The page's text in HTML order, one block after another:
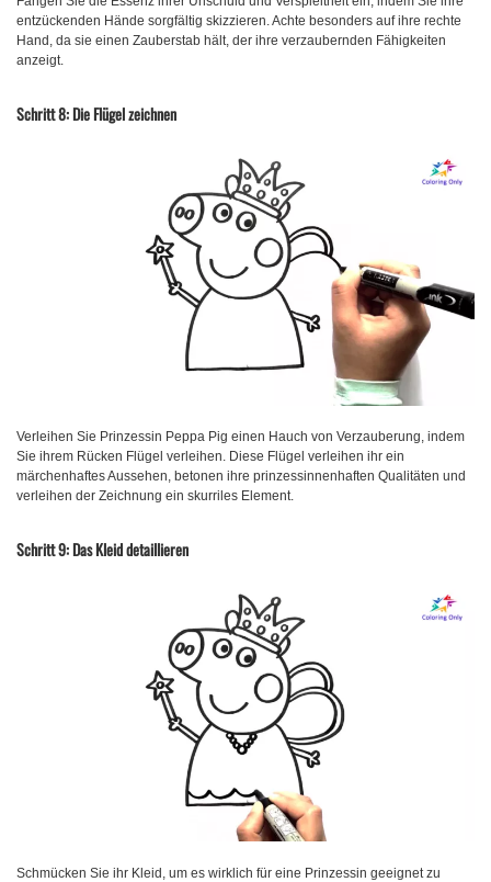
entzückenden Hände sorgfältig skizzieren. Achte besonders auf ihre rechte
Hand, da sie einen Zauberstab hält, der ihre verzaubernden Fähigkeiten
anzeigt.
Schritt 8: Die Flügel zeichnen
Verleihen Sie Prinzessin Peppa Pig einen Hauch von Verzauberung, indem
Sie ihrem Rücken Flügel verleihen. Diese Flügel verleihen ihr ein
märchenhaftes Aussehen, betonen ihre prinzessinnenhaften Qualitäten und
verleihen der Zeichnung ein skurriles Element.
Schritt 9: Das Kleid detaillieren
Schmücken Sie ihr Kleid, um es wirklich für eine Prinzessin geeignet zu